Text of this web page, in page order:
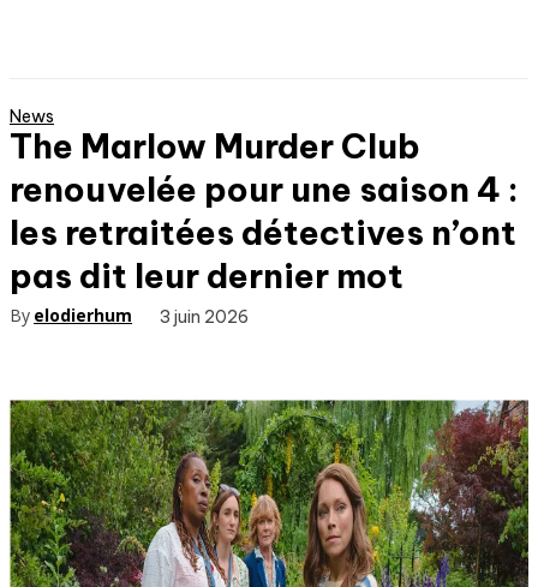
News
The Marlow Murder Club
renouvelée pour une saison 4 :
les retraitées détectives n’ont
pas dit leur dernier mot
By elodierhum 3 juin 2026